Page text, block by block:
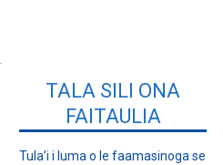
TALA SILI ONA
FAITAULIA
Tula’i i luma o le faamasinoga se